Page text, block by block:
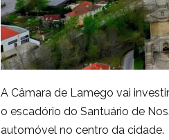
A Câmara de Lamego vai
o escadório do Santuário de
automóvel no centro da cidade.